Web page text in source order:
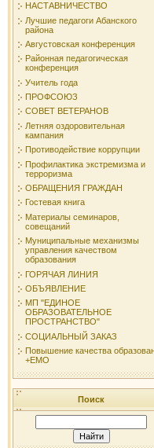
НАСТАВНИЧЕСТВО
Лучшие педагоги Абанского
района
Августовская конференция
Районная педагогическая
конференция
Учитель года
ПРОФСОЮЗ
СОВЕТ ВЕТЕРАНОВ
Летняя оздоровительная
кампания
Противодействие коррупции
Профилактика экстремизма и
терроризма
ОБРАЩЕНИЯ ГРАЖДАН
Гостевая книга
Материалы семинаров,
совещаний
Муниципальные механизмы
управления качеством
образования
ГОРЯЧАЯ ЛИНИЯ
ОБЪЯВЛЕНИЕ
МП "ЕДИНОЕ
ОБРАЗОВАТЕЛЬНОЕ
ПРОСТРАНСТВО"
СОЦИАЛЬНЫЙ ЗАКАЗ
Повышение качества
+ЕМО
Поиск